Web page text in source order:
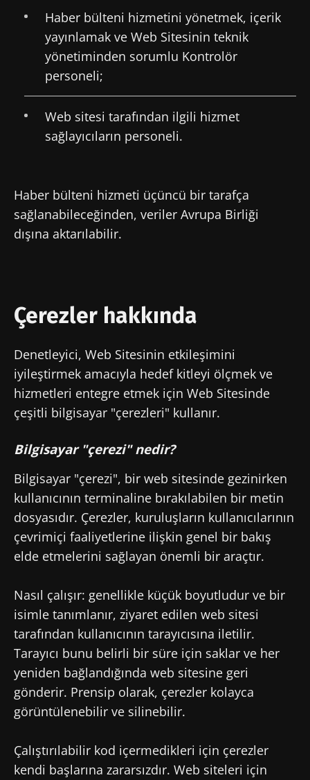
Haber bülteni hizmetini yönetmek, içerik
yayınlamak ve Web Sitesinin teknik
yönetiminden sorumlu Kontrolör
personeli;
Web sitesi tarafından ilgili hizmet
sağlayıcıların personeli.
Haber bülteni hizmeti üçüncü bir tarafça
sağlanabileceğinden, veriler Avrupa Birliği
dışına aktarılabilir.
Çerezler hakkında
Denetleyici, Web Sitesinin etkileşimini
iyileştirmek amacıyla hedef kitleyi ölçmek ve
hizmetleri entegre etmek için Web Sitesinde
çeşitli bilgisayar "çerezleri" kullanır.
Bilgisayar "çerezi" nedir?
Bilgisayar "çerezi", bir web sitesinde gezinirken
kullanıcının terminaline bırakılabilen bir metin
dosyasıdır. Çerezler, kuruluşların kullanıcılarının
çevrimiçi faaliyetlerine ilişkin genel bir bakış
elde etmelerini sağlayan önemli bir araçtır.
Nasıl çalışır: genellikle küçük boyutludur ve bir
isimle tanımlanır, ziyaret edilen web sitesi
tarafından kullanıcının tarayıcısına iletilir.
Tarayıcı bunu belirli bir süre için saklar ve her
yeniden bağlandığında web sitesine geri
gönderir. Prensip olarak, çerezler kolayca
görüntülenebilir ve silinebilir.
Çalıştırılabilir kod içermedikleri için çerezler
kendi başlarına zararsızdır. Web siteleri için